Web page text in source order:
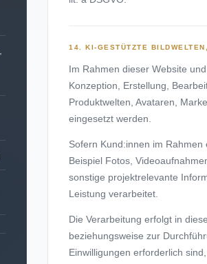
14. KI-GESTÜTZTE
Im Rahmen dieser Website
Konzeption, Erstellung,
Produktwelten, Avataren,
eingesetzt werden.
Sofern Kund:innen im
Beispiel Fotos,
sonstige projektrelevante
Leistung verarbeitet.
Die Verarbeitung erfolgt in
beziehungsweise zur
Einwilligungen erforderlich